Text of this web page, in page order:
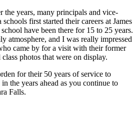
the years, many principals and vice-
first started their careers at James
have been there for 15 to 25 years.
atmosphere, and I was really impressed
came by for a visit with their former
photos that were on display.
for their 50 years of service to
the years ahead as you continue to
Falls.